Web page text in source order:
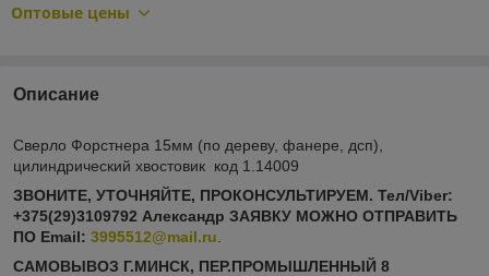
Оптовые цены
Описание
Сверло Форстнера 15мм (по дереву, фанере, дсп),
цилиндрический хвостовик код 1.14009
ЗВОНИТЕ, УТОЧНЯЙТЕ, ПРОКОНСУЛЬТИРУЕМ. Тел/Viber:
+375(29)3109792 Александр ЗАЯВКУ МОЖНО ОТПРАВИТЬ
ПО Email: 3995512@mail.ru
САМОВЫВОЗ Г.МИНСК, ПЕР.ПРОМЫШЛЕННЫЙ 8